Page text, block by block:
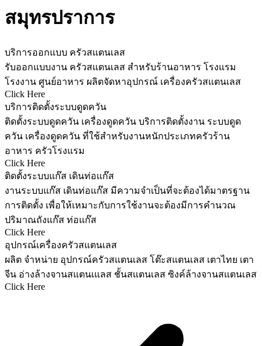
สมุทรปราการ
บริการออกแบบ ครัวสแตนเลส
รับออกแบบงาน ครัวสแตนเลส สำหรับร้านอาหาร โรงแรม
โรงงาน ศูนย์อาหาร ผลิตจัดหาอุปกรณ์ เครื่องครัวสแตนเลส
Click Here
บริการติดตั้งระบบดูดควัน
ติดตั้งระบบดูดควัน เครื่องดูดควัน บริการติดตั้งงาน ระบบดูด
ควัน เครื่องดูดควัน ที่ใช้สำหรับงานหนักประเภทครัวร้าน
อาหาร ครัวโรงแรม
Click Here
ติดตั้งระบบแก๊ส เดินท่อแก๊ส
งานระบบแก๊ส เดินท่อแก๊ส มีความจำเป็นที่จะต้องได้มาตรฐาน
การติดตั้ง เพื่อให้เหมาะกับการใช้งานจะต้องมีการคำนวณ
ปริมาณถังแก๊ส ท่อแก๊ส
Click Here
อุปกรณ์เครื่องครัวสแตนเลส
ผลิต จำหน่าย อุปกรณ์ครัวสแตนเลส โต๊ะสแตนเลส เตาไทย เตา
จีน อ่างล้างจานสแตนเแลส ชั้นสแตนเลส ซิงค์ล้างจานสแตนเลส
Click Here